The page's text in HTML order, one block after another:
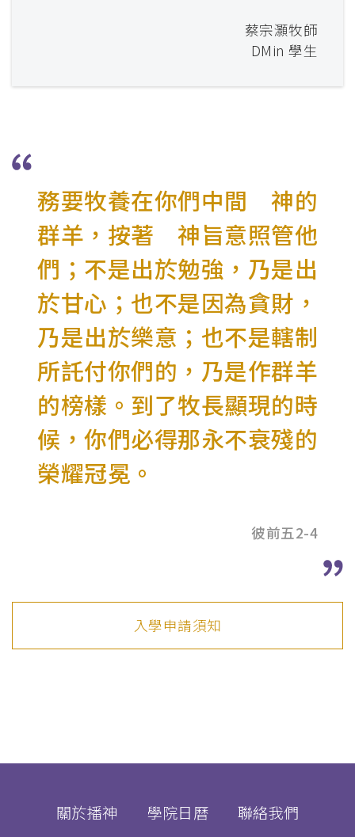
蔡宗灝牧師
DMin 學生
務要牧養在你們中間 神的
群羊，按著 神旨意照管他
們；不是出於勉強，乃是出
於甘心；也不是因為貪財，
乃是出於樂意；也不是轄制
所託付你們的，乃是作群羊
的榜樣。到了牧長顯現的時
候，你們必得那永不衰殘的
榮耀冠冕。
彼前五2-4
入學申請須知
關於播神 學院日曆 聯絡我們